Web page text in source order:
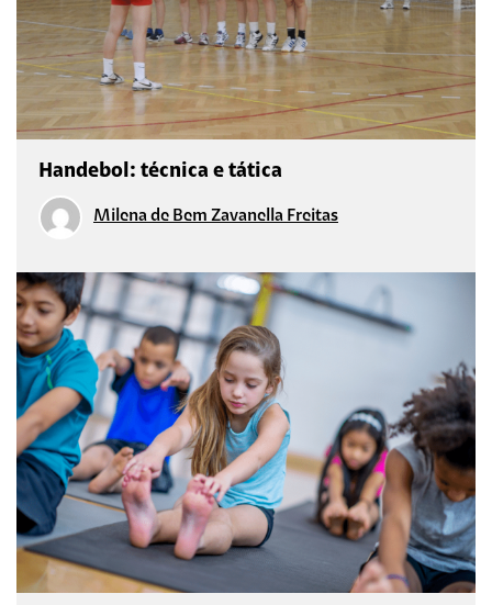
Handebol: técnica e tática
Milena de Bem Zavanella Freitas